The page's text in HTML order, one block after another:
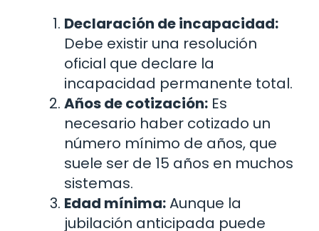
Declaración de incapacidad:
Debe existir una resolución
oficial que declare la
incapacidad permanente total.
Años de cotización: Es
necesario haber cotizado un
número mínimo de años, que
suele ser de 15 años en muchos
sistemas.
Edad mínima:Aunque la
jubilación anticipada puede